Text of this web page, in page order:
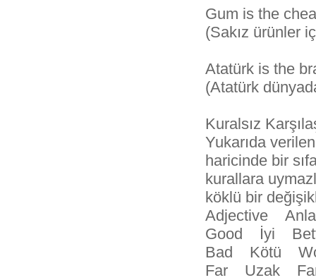
Gum is the
(Sakız ürünler
Atatürk is the
(Atatürk
Kuralsız
Yukarıda
haricinde bir
kurallara
köklü bir
Adjective
Good İyi
Bad Kötü
Far Uzak